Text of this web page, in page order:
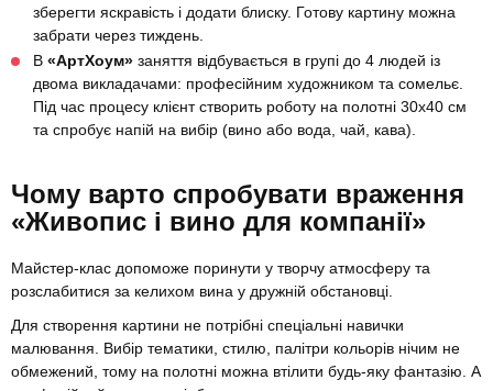
зберегти яскравість і додати блиску. Готову картину можна
забрати через тиждень.
В «АртХоум» заняття відбувається в групі до 4 людей із
двома викладачами: професійним художником та сомельє.
Під час процесу клієнт створить роботу на полотні 30х40 см
та спробує напій на вибір (вино або вода, чай, кава).
Чому варто спробувати враження
«Живопис і вино для компанії»
Майстер-клас допоможе поринути у творчу атмосферу та
розслабитися за келихом вина у дружній обстановці.
Для створення картини не потрібні спеціальні навички
малювання. Вибір тематики, стилю, палітри кольорів нічим не
обмежений, тому на полотні можна втілити будь-яку фантазію. А